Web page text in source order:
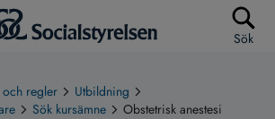
Sök
och regler
Utbildning
Sök kursämne Obstetrisk anestesi